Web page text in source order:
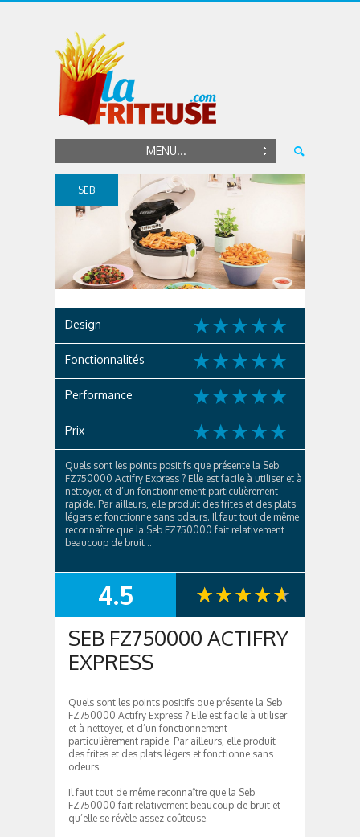
MENU...
SEB
Design
Fonctionnalités
Performance
Prix
Quels sont les points positifs que présente la Seb
FZ750000 Actifry Express ? Elle est facile à utiliser et à
nettoyer, et d’un fonctionnement particulièrement
rapide. Par ailleurs, elle produit des frites et des plats
légers et fonctionne sans odeurs. Il faut tout de même
reconnaître que la Seb FZ750000 fait relativement
beaucoup de bruit ..
SUMMARY4.5
SEB FZ750000 ACTIFRY
EXPRESS
Quels sont les points positifs que présente la Seb
FZ750000 Actifry Express ? Elle est facile à utiliser
et à nettoyer, et d’un fonctionnement
particulièrement rapide. Par ailleurs, elle produit
des frites et des plats légers et fonctionne sans
odeurs.
Il faut tout de même reconnaître que la Seb
FZ750000 fait relativement beaucoup de bruit et
qu’elle se révèle assez coûteuse.